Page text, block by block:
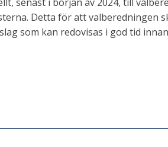
Detta för att valberedningen
som kan redovisas i god tid